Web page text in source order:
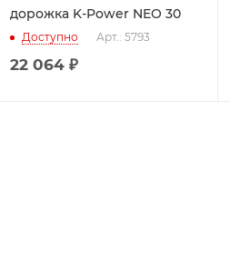
дорожка K-Power NEO 30
Доступно Арт.: 5793
22 064 ₽